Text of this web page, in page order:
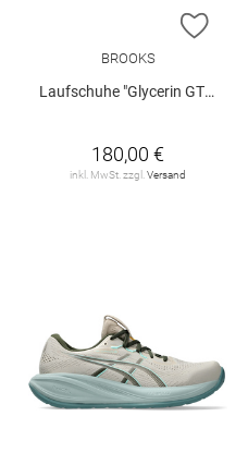
ZUR
BROOKS
Laufschuhe "Glycerin GTS 23"
180,00 €
inkl. MwSt. zzgl. Versand